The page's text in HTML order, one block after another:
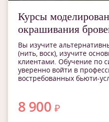
Курсы
окрашивания
Вы изучите
(нить, воск), изучите
клиентами. Обучение по
уверенно войти в
востребованных бьюти-
8 900 ₽